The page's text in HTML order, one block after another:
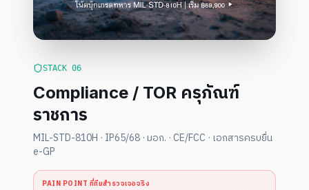
STACK 06
Compliance / TOR ครุภัณฑ์
ราชการ
MIL-STD-810H · IP65/68 · มอก. · CE/FCC · เอกสารครบยื่น
e-GP
PAIN POINT ที่ทีมสำรวจเจอจริง